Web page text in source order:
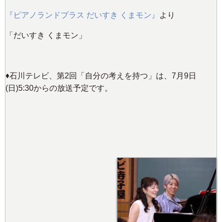
『ピアノランドプラス だいすき くまモン』 より
「だいすき くまモン」
♦️石川テレビ、第2回「自分の考えを持つ」は、7月9日
(日)5:30からの放送予定です。